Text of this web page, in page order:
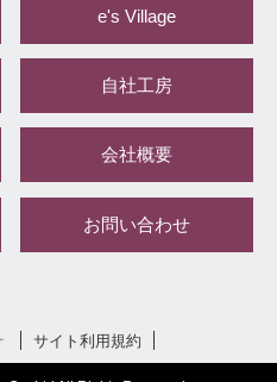
e's Village
自社工房
会社概要
お問い合わせ
サイト利用規約